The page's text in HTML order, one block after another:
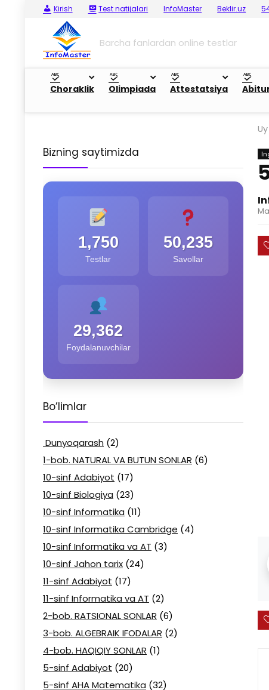
Kirish Test natijalari InfoMaster Beklir.uz
Barcha fanlardan online testlar
Choraklik Olimpiada Attestatsiya
Uy
Bizning saytimizda
1,750
Testlar
50,235
Savollar
29,362
Foydalanuvchilar
Bo’limlar
Dunyoqarash (2)
1-bob. NATURAL VA BUTUN SONLAR (6)
10-sinf Adabiyot (17)
10-sinf Biologiya (23)
10-sinf Informatika (11)
10-sinf Informatika Cambridge (4)
10-sinf Informatika va AT (3)
10-sinf Jahon tarix (24)
11-sinf Adabiyot (17)
11-sinf Informatika va AT (2)
2-bob. RATSIONAL SONLAR (6)
3-bob. ALGEBRAIK IFODALAR (2)
4-bob. HAQIQIY SONLAR (1)
5-sinf Adabiyot (20)
5-sinf AHA Matematika (32)